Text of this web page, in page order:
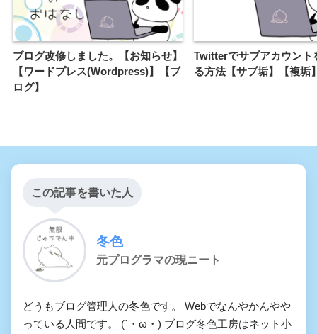
ブログ改修しました。【お知らせ】
【ワードプレス(Wordpress)】【ブ
ログ】
Twitterでサブアカウント
る方法【サブ垢】【複垢
この記事を書いた人
冬色
元プログラマの現ニート
どうもブログ管理人の冬色です。 Webでなんやかんやや
っている人間です。 (´・ω・) ブログ冬色工房はネット小